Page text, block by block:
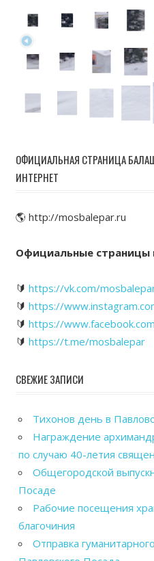
ОФИЦИАЛЬНАЯ СТРАНИЦА
ИНТЕРНЕТ
🌎 http://mosbalepar.ru
Официальные страницы
🔰 https://vk.com/
🔰 https://
🔰 https://
🔰 https://t.me/mosbalepar
СВЕЖИЕ ЗАПИСИ
Тихонов день в
Награждение
по случаю 40-летия
Общегородской
Посаде
Рабочие посещения
благочиния
Отправка